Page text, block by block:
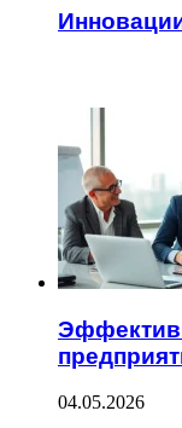
04.05.2026